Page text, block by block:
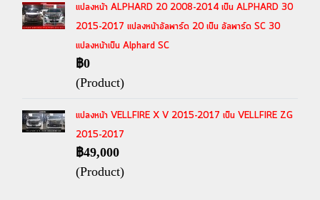
แปลงหน้า ALPHARD 20 2008-2014 เป็น ALPHARD 30
2015-2017 แปลงหน้าอัลพาร์ด 20 เป็น อัลพาร์ด SC 30
แปลงหน้าเป็น Alphard SC
฿0
(Product)
แปลงหน้า VELLFIRE X V 2015-2017 เป็น VELLFIRE ZG
2015-2017
฿49,000
(Product)